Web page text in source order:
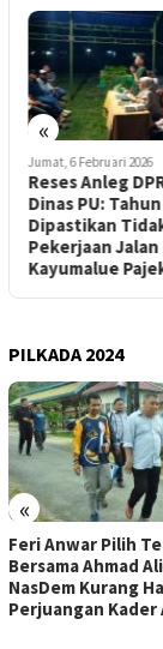
«
Jumat, 6 Februari 2026
Reses Anleg
Dinas PU:
Dipastikan
Pekerjaan Jalan
Kayumalue
PILKADA 2024
«
Feri Anwar Pilih
Bersama Ahmad
NasDem Kurang
Perjuangan Kader